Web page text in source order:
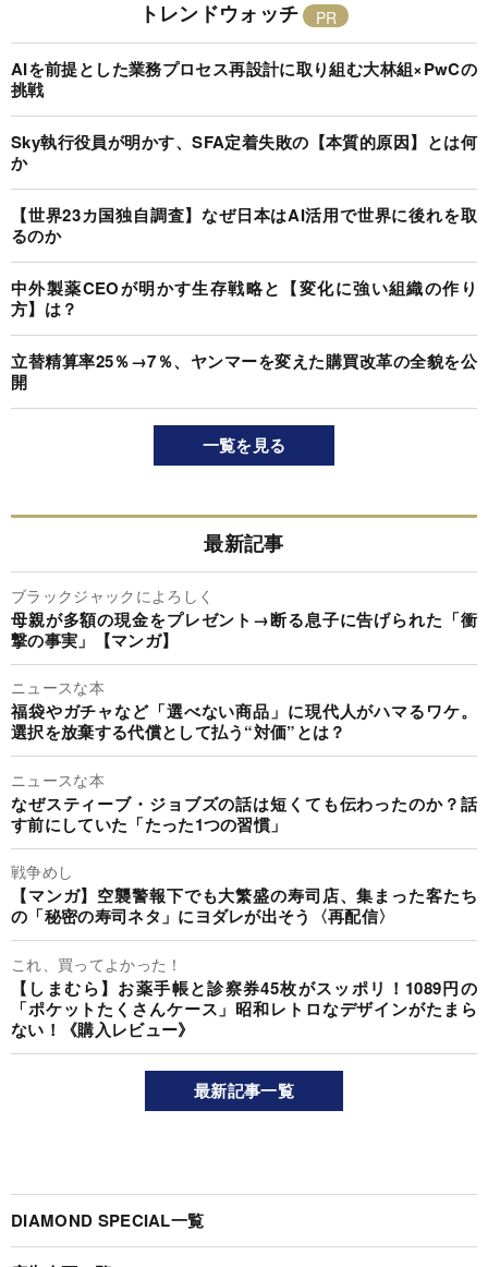
トレンドウォッチ
AIを前提とした業務プロセス再設計に取り組む大林組×PwCの
挑戦
Sky執行役員が明かす、SFA定着失敗の【本質的原因】とは何
か
【世界23カ国独自調査】なぜ日本はAI活用で世界に後れを取
るのか
中外製薬CEOが明かす生存戦略と【変化に強い組織の作り
方】は？
立替精算率25％→7％、ヤンマーを変えた購買改革の全貌を公
開
一覧を見る
最新記事
ブラックジャックによろしく
母親が多額の現金をプレゼント→断る息子に告げられた「衝
撃の事実」【マンガ】
ニュースな本
福袋やガチャなど「選べない商品」に現代人がハマるワケ。
選択を放棄する代償として払う“対価”とは？
ニュースな本
なぜスティーブ・ジョブズの話は短くても伝わったのか？話
す前にしていた「たった1つの習慣」
戦争めし
【マンガ】空襲警報下でも大繁盛の寿司店、集まった客たち
の「秘密の寿司ネタ」にヨダレが出そう〈再配信〉
これ、買ってよかった！
【しまむら】お薬手帳と診察券45枚がスッポリ！1089円の
「ポケットたくさんケース」昭和レトロなデザインがたまら
ない！《購入レビュー》
最新記事一覧
DIAMOND SPECIAL一覧